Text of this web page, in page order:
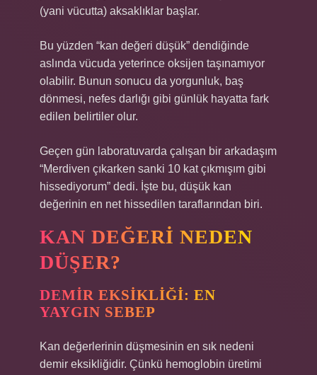
(yani vücutta) aksaklıklar başlar.
Bu yüzden “kan değeri düşük” dendiğinde
aslında vücuda yeterince oksijen taşınamıyor
olabilir. Bunun sonucu da yorgunluk, baş
dönmesi, nefes darlığı gibi günlük hayatta fark
edilen belirtiler olur.
Geçen gün laboratuvarda çalışan bir arkadaşım
“Merdiven çıkarken sanki 10 kat çıkmışım gibi
hissediyorum” dedi. İşte bu, düşük kan
değerinin en net hissedilen taraflarından biri.
KAN DEĞERI NEDEN
DÜŞER?
DEMIR EKSIKLIĞI: EN
YAYGIN SEBEP
Kan değerlerinin düşmesinin en sık nedeni
demir eksikliğidir. Çünkü hemoglobin üretimi